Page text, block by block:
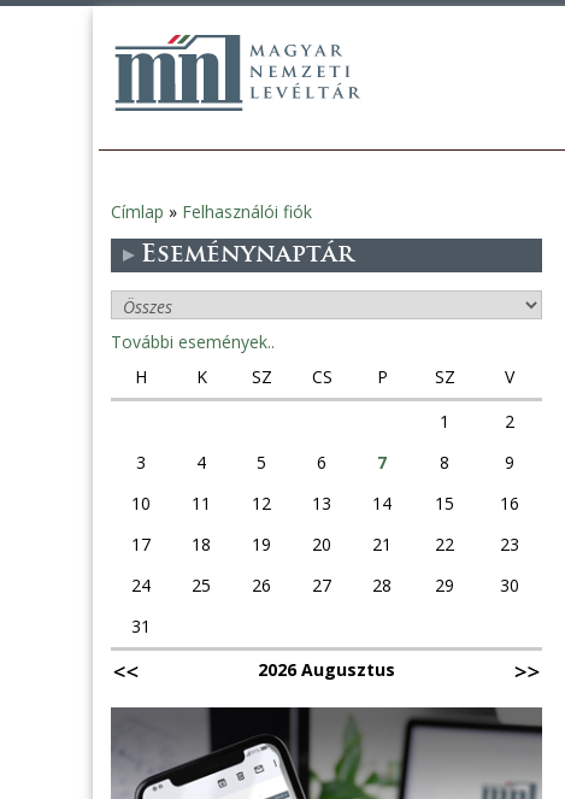
Jelenlegi
hely
Címlap » Felhasználói fiók
Eseménynaptár
További események..
H
K SZ CS P SZ
V
1
2
3
4 5 6 7 8
9
10
11 12 13 14 15
16
17
18 19 20 21 22
23
24
25 26 27 28 29
30
31
2026 Augusztus